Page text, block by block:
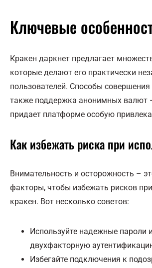
Ключевые
Кракен даркнет предлагает
которые делают его практически
пользователей. Способы совершения
также поддержка анонимных валют
придает платформе особую
Как избежать риска при
Внимательность и осторожность –
факторы, чтобы избежать рисков
кракен. Вот несколько советов:
Используйте надежные пароли и
двухфакторную
Избегайте подключения к